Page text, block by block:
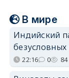
В мире
Индийский
22:16 0 84